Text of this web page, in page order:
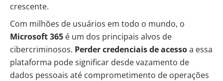
crescente.
Com milhões de usuários em todo o mundo, o
Microsoft 365 é um dos principais alvos de
cibercriminosos. Perder credenciais de acessoa essa
plataforma pode significar desde vazamento de
dados pessoais até comprometimento de operações